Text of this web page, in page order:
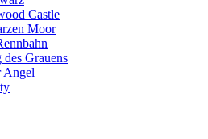
Castle
Moor
Grauens
Angel